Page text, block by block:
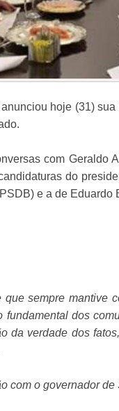
hoje (31)
com Geraldo
do
e a de Eduardo
sempre mantive
fundamental dos
da verdade dos
com o governador